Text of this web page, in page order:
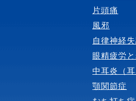
片頭痛
風邪
自律神経
眼精疲労
中耳炎（耳
顎関節症